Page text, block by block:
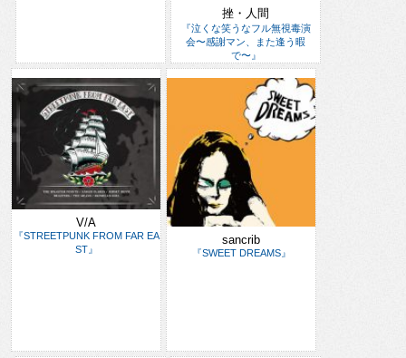
挫・人間
『泣くな笑うなフル無視毒演
会〜感謝マン、また逢う暇
で〜』
V/A
『STREETPUNK FROM FAR EA
ST』
sancrib
『SWEET DREAMS』